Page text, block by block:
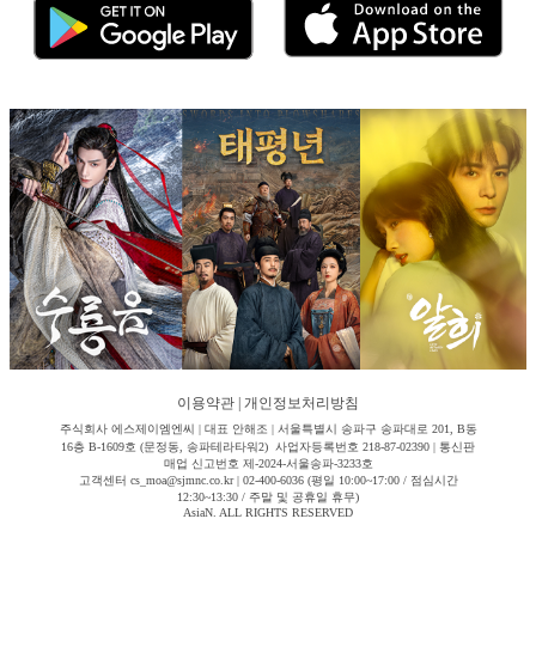
이용약관 개인정보처리방침
주식회사 에스제이엠엔씨 | 대표 안해조 | 서울특별시 송파구 송파대로 201, B동
16층 B-1609호 (문정동, 송파테라타워2) 사업자등록번호 218-87-02390 | 통신판
매업 신고번호 제-2024-서울송파-3233호
고객센터 cs_moa@sjmnc.co.kr | 02-400-6036 (평일 10:00~17:00 / 점심시간
12:30~13:30 / 주말 및 공휴일 휴무)
AsiaN. ALL RIGHTS RESERVED